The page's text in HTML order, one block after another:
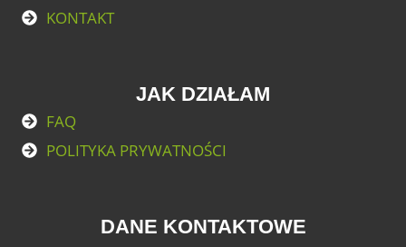
KONTAKT
JAK DZIAŁAM
FAQ
POLITYKA PRYWATNOŚCI
DANE KONTAKTOWE